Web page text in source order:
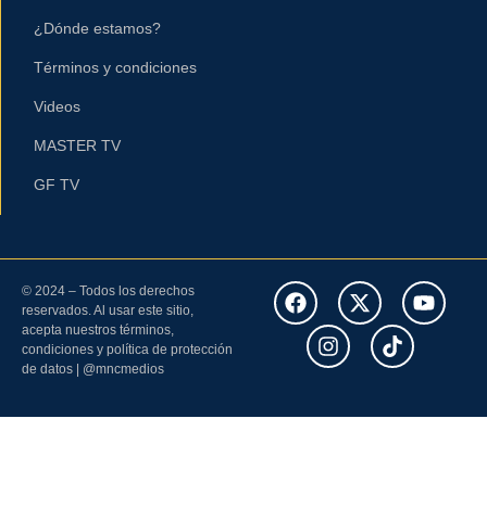
¿Dónde estamos?
Términos y condiciones
Videos
MASTER TV
GF TV
© 2024 – Todos los derechos
reservados. Al usar este sitio,
acepta nuestros términos,
condiciones y política de protección
de datos | @mncmedios